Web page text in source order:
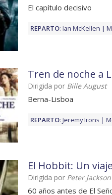
El capítulo decisivo
REPARTO: Ian McKellen
Tren de noche a
Dirigida por Bille August
Berna-Lisboa
REPARTO: Jeremy Irons
El Hobbit: Un
Dirigida por Peter Jackson
60 años antes de El